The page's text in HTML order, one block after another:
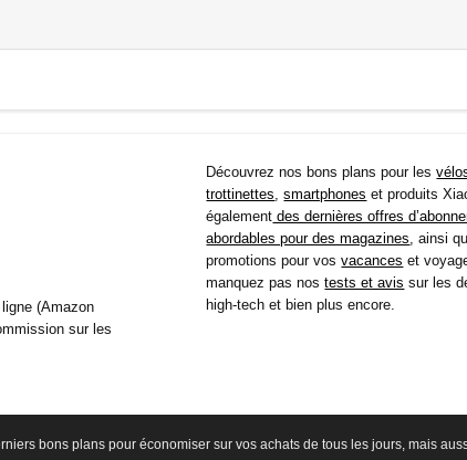
(Amazon
sur les
Découvrez nos bons plans pour les
trottinettes ,smartphones et produits
également des dernières offres
abordables pour des magazines , ainsi
promotions pour vosvacances et
manquez pas nostests et avis sur les
high-tech et bien plus encore.
bons plans pour économiser sur vos achats de tous les jours, mais